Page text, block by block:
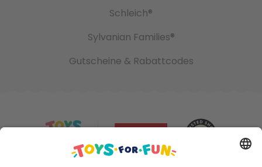
Schleich®
Sylvanian Families®
Gutscheine & Rabattcodes